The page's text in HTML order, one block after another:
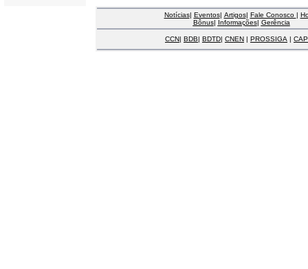
Notícias| Eventos| Artigos| Fale Conosco |
Bônus| Informações| Gerência
CCN| BDB| BDTD| CNEN | PROSSIGA |